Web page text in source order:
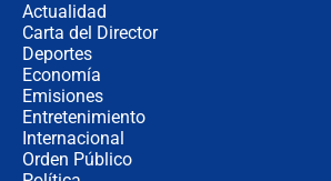
Actualidad
Carta del Director
Deportes
Economía
Emisiones
Entretenimiento
Internacional
Orden Público